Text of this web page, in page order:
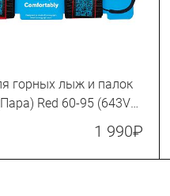
горных лыж и палок
Red 60-95 (643VZ-
1 990₽